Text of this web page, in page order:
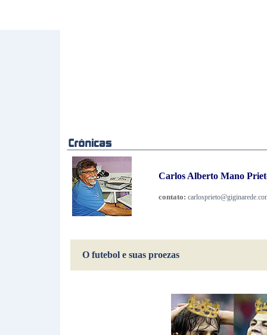
Carlos Alberto Mano
contato:
O futebol e suas proezas